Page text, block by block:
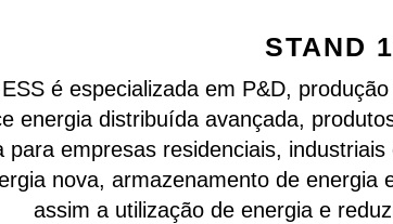
STAND
é especializada em P&D,
energia distribuída avançada,
para empresas residenciais,
nova, armazenamento de
assim a utilização de energia e